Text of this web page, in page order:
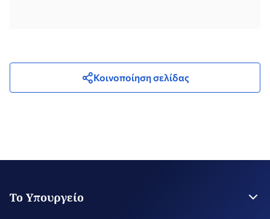
Κοινοποίηση σελίδας
Το Υπουργείο